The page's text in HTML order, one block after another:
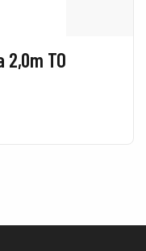
2,0m TO